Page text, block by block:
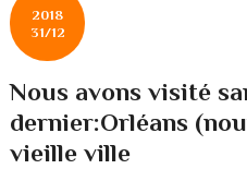
2018
31/12
Nous avons visité
dernier:Orléans
vieille ville